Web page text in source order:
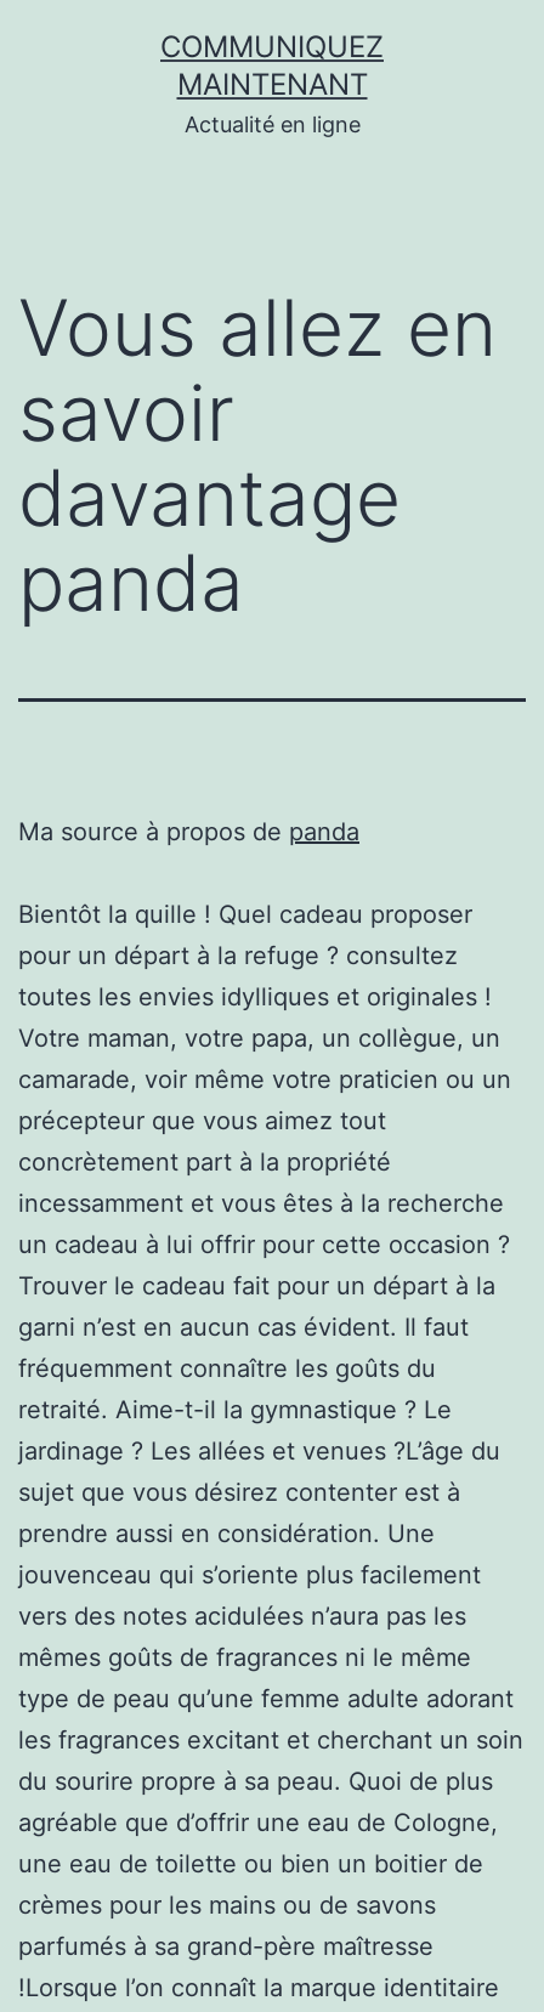
COMMUNIQUEZ
MAINTENANT
Actualité en ligne
Vous allez en
savoir
davantage
panda
Ma source à propos de panda
Bientôt la quille ! Quel cadeau proposer
pour un départ à la refuge ? consultez
toutes les envies idylliques et originales !
Votre maman, votre papa, un collègue, un
camarade, voir même votre praticien ou un
précepteur que vous aimez tout
concrètement part à la propriété
incessamment et vous êtes à la recherche
un cadeau à lui offrir pour cette occasion ?
Trouver le cadeau fait pour un départ à la
garni n’est en aucun cas évident. Il faut
fréquemment connaître les goûts du
retraité. Aime-t-il la gymnastique ? Le
jardinage ? Les allées et venues ?L’âge du
sujet que vous désirez contenter est à
prendre aussi en considération. Une
jouvenceau qui s’oriente plus facilement
vers des notes acidulées n’aura pas les
mêmes goûts de fragrances ni le même
type de peau qu’une femme adulte adorant
les fragrances excitant et cherchant un soin
du sourire propre à sa peau. Quoi de plus
agréable que d’offrir une eau de Cologne,
une eau de toilette ou bien un boitier de
crèmes pour les mains ou de savons
parfumés à sa grand-père maîtresse
!Lorsque l’on connaît la marque identitaire